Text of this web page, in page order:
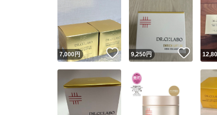
7,000円 いいね！
9,250円 いいね